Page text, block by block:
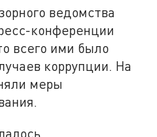
ведомства
конференции
всего ими было
коррупции. На
меры